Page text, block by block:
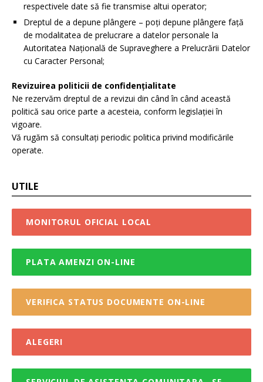
respectivele date să fie transmise altui operator;
Dreptul de a depune plângere – poți depune plângere față
de modalitatea de prelucrare a datelor personale la
Autoritatea Națională de Supraveghere a Prelucrării Datelor
cu Caracter Personal;
Revizuirea politicii de confidențialitate
Ne rezervăm dreptul de a revizui din când în când această
politică sau orice parte a acesteia, conform legislației în
vigoare.
Vă rugăm să consultați periodic politica privind modificările
operate.
UTILE
MONITORUL OFICIAL LOCAL
PLATA AMENZI ON-LINE
VERIFICA STATUS DOCUMENTE ON-LINE
ALEGERI